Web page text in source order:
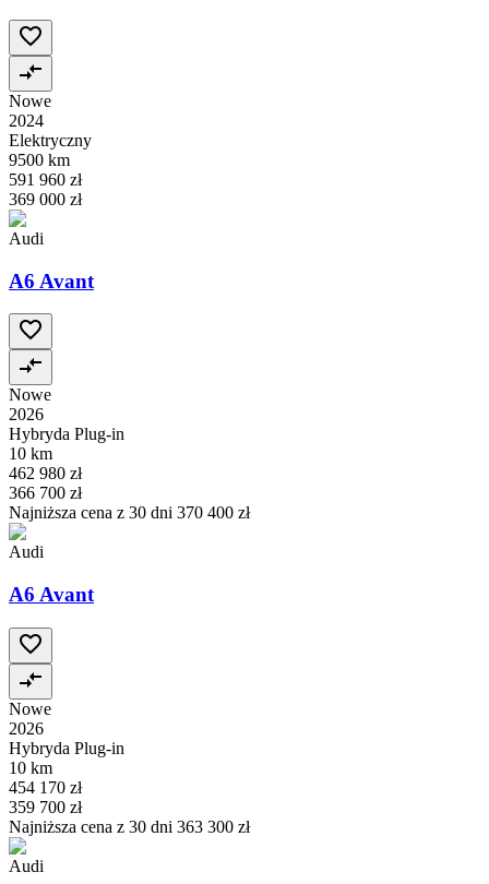
Nowe
2024
Elektryczny
9500 km
591 960 zł
369 000 zł
Audi
A6 Avant
Nowe
2026
Hybryda Plug-in
10 km
462 980 zł
366 700 zł
Najniższa cena z 30 dni 370 400 zł
Audi
A6 Avant
Nowe
2026
Hybryda Plug-in
10 km
454 170 zł
359 700 zł
Najniższa cena z 30 dni 363 300 zł
Audi